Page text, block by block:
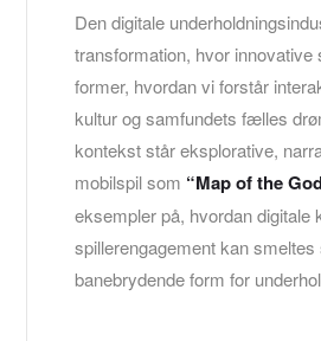
Den digitale
transformation, hvor innovative
former, hvordan vi forstår
kultur og samfundets fælles
kontekst står eksplorative,
mobilspil som “Map of the
eksempler på, hvordan digitale
spillerengagement kan
banebrydende form for